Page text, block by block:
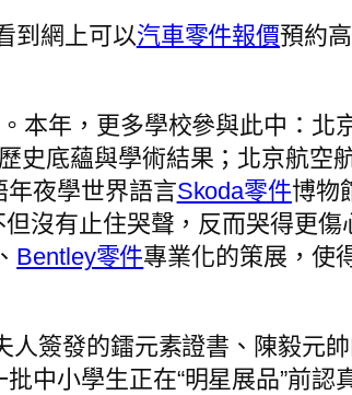
到網上可以汽車零件報價預約高
本年，更多學校參與此中：北
史底蘊與學術結果；北京航空
年夜學世界語言Skoda零件博物
沒有止住哭聲，反而哭得更傷
Bentley零件專業化的策展，使
人簽發的鐳元素證書、陳毅
中小學生正在“明星展品”前認